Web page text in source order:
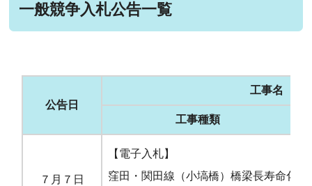
一般競争入札公告一覧
公告日
工事名
工事種類
７月７日
【電子入札】
窪田・関田線（小塙橋）橋梁長寿命化工